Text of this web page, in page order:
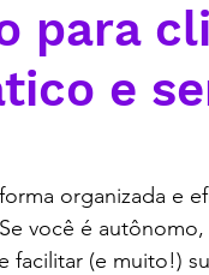
para
e
organizada e
você é
facilitar (e muito!)